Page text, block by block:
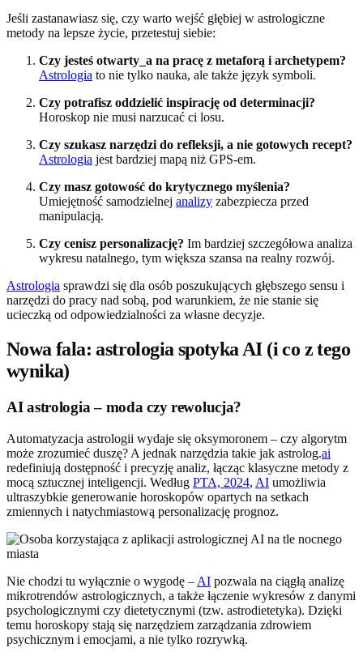
Jeśli zastanawiasz się, czy warto wejść głębiej w astrologiczne
metody na lepsze życie, przetestuj siebie:
Czy jesteś otwarty_a na pracę z metaforą i archetypem?
Astrologia to nie tylko nauka, ale także język symboli.
Czy potrafisz oddzielić inspirację od determinacji?
Horoskop nie musi narzucać ci losu.
Czy szukasz narzędzi do refleksji, a nie gotowych recept?
Astrologia jest bardziej mapą niż GPS-em.
Czy masz gotowość do krytycznego myślenia?
Umiejętność samodzielnej analizy zabezpiecza przed
manipulacją.
Czy cenisz personalizację? Im bardziej szczegółowa analiza
wykresu natalnego, tym większa szansa na realny rozwój.
Astrologia sprawdzi się dla osób poszukujących głębszego sensu i
narzędzi do pracy nad sobą, pod warunkiem, że nie stanie się
ucieczką od odpowiedzialności za własne decyzje.
Nowa fala: astrologia spotyka AI (i co z tego
wynika)
AI astrologia – moda czy rewolucja?
Automatyzacja astrologii wydaje się oksymoronem – czy algorytm
może zrozumieć duszę? A jednak narzędzia takie jak astrolog.ai
redefiniują dostępność i precyzję analiz, łącząc klasyczne metody z
mocą sztucznej inteligencji. Według PTA, 2024, AI umożliwia
ultraszybkie generowanie horoskopów opartych na setkach
zmiennych i natychmiastową personalizację prognoz.
Nie chodzi tu wyłącznie o wygodę – AI pozwala na ciągłą analizę
mikrotrendów astrologicznych, a także łączenie wykresów z danymi
psychologicznymi czy dietetycznymi (tzw. astrodietetyka). Dzięki
temu horoskopy stają się narzędziem zarządzania zdrowiem
psychicznym i emocjami, a nie tylko rozrywką.